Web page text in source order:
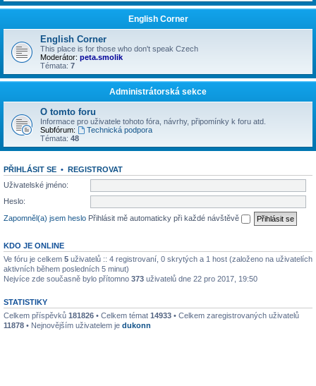
English Corner
English Corner
This place is for those who don't speak Czech
Moderátor: peta.smolik
Témata: 7
Administrátorská sekce
O tomto foru
Informace pro uživatele tohoto fóra, návrhy, připomínky k foru atd.
Subfórum:
Technická podpora
Témata: 48
PŘIHLÁSIT SE •
REGISTROVAT
Uživatelské jméno:
Heslo:
Zapomněl(a) jsem heslo Přihlásit mě automaticky při každé návštěvě
KDO JE ONLINE
Ve fóru je celkem 5 uživatelů :: 4 registrovaní, 0 skrytých a 1 host (založeno na uživatelích
aktivních během posledních 5 minut)
Nejvíce zde současně bylo přítomno 373 uživatelů dne 22 pro 2017, 19:50
STATISTIKY
Celkem příspěvků 181826 • Celkem témat 14933 • Celkem zaregistrovaných uživatelů
11878 • Nejnovějším uživatelem je dukonn